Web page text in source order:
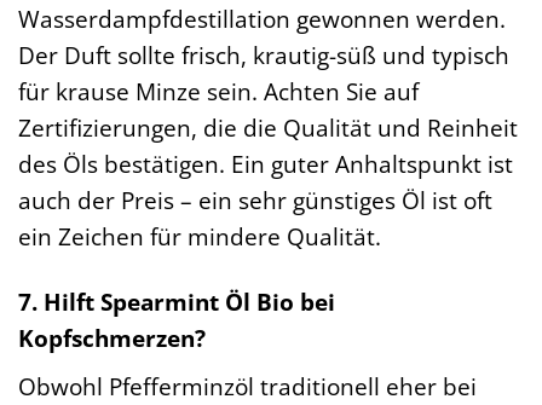
Wasserdampfdestillation gewonnen werden.
Der Duft sollte frisch, krautig-süß und typisch
für krause Minze sein. Achten Sie auf
Zertifizierungen, die die Qualität und Reinheit
des Öls bestätigen. Ein guter Anhaltspunkt ist
auch der Preis – ein sehr günstiges Öl ist oft
ein Zeichen für mindere Qualität.
7. Hilft Spearmint Öl Bio bei
Kopfschmerzen?
Obwohl Pfefferminzöl traditionell eher bei